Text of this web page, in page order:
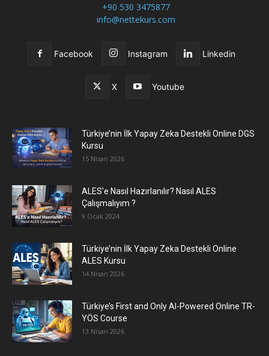
+90 530 3475877
info@nettekurs.com
Facebook Instagram Linkedin
X Youtube
Türkiye’nin İlk Yapay Zeka Destekli Online DGS
Kursu
15 Nisan 2026
ALES’e Nasıl Hazırlanılır? Nasıl ALES
Çalışmalıyım ?
9 Ocak 2024
Türkiye’nin İlk Yapay Zeka Destekli Online
ALES Kursu
14 Nisan 2026
Türkiye’s First and Only AI-Powered Online TR-
YÖS Course
13 Nisan 2026